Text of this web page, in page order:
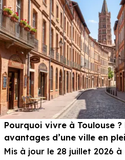
Pourquoi vivre à Toulouse ?
avantages d’une ville en
Mis à jour le 28 juillet 2026 à